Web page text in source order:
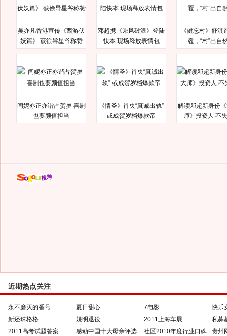
吴亦凡香港宣传《西游伏
妖篇》 获徐导星爷称赞
邓超携《乘风破浪》登陆
快本 现场释放表情包
《健忘村》舒淇
覆，“村”出自
闫妮亦正亦谐占贺岁 喜剧
也要颜值担当
《情圣》肖央“真诚出轨”
或成贺岁档爆款帝
解读邓超新身份
师》投资人 不
近期热点关注
永不磨灭的番号 夏日甜心 7电影
快乐
新还珠格格
姚明退役 2011上海车展
私募
2011高考试题答案
感动中国十大母亲评选 社区2010年度行业口碑 贵州